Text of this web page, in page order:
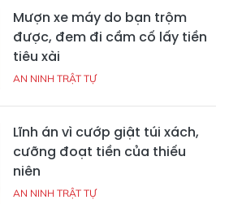
Mượn xe máy do bạn trộm
được, đem đi cầm cố lấy tiền
tiêu xài
AN NINH TRẬT TỰ
Lĩnh án vì cướp giật túi xách,
cưỡng đoạt tiền của thiếu
niên
AN NINH TRẬT TỰ